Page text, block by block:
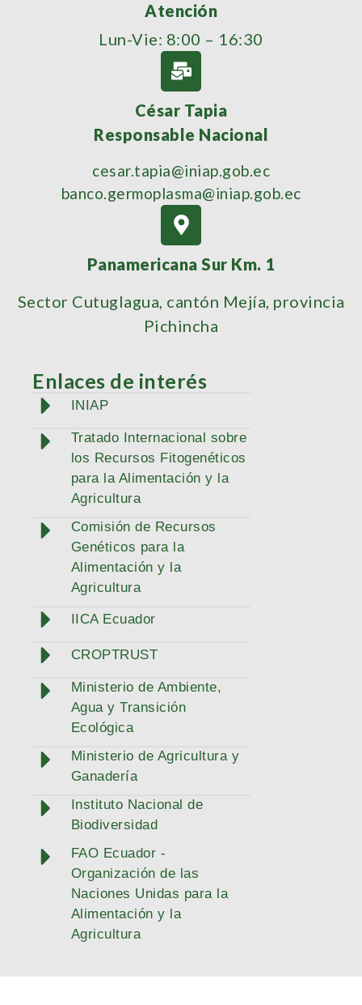
Atención
Lun-Vie: 8:00 – 16:30
César Tapia
Responsable Nacional
cesar.tapia@iniap.gob.ec
banco.germoplasma@iniap.gob.ec
Panamericana Sur Km. 1
Sector Cutuglagua, cantón Mejía, provincia
Pichincha
Enlaces de interés
INIAP
Tratado Internacional sobre
los Recursos Fitogenéticos
para la Alimentación y la
Agricultura
Comisión de Recursos
Genéticos para la
Alimentación y la
Agricultura
IICA Ecuador
CROPTRUST
Ministerio de Ambiente,
Agua y Transición
Ecológica
Ministerio de Agricultura y
Ganadería
Instituto Nacional de
Biodiversidad
FAO Ecuador -
Organización de las
Naciones Unidas para la
Alimentación y la
Agricultura